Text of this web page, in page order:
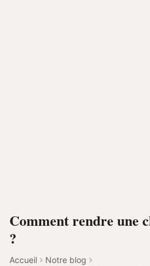
Comment rendre une
?
Accueil
Notre blog